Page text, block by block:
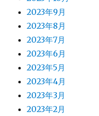
2023年9月
2023年8月
2023年7月
2023年6月
2023年5月
2023年4月
2023年3月
2023年2月